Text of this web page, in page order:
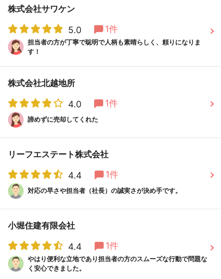
株式会社サワケン
5.0 1件
担当者の方が丁寧で聡明で人柄も素晴らしく、頼りになりま
す！
株式会社北越地所
4.0 1件
諦めずに売却してくれた
リーフエステート株式会社
4.4 1件
対応の早さや担当者（社長）の誠実さが決め手です。
小堀住建有限会社
4.4 1件
やはり便利な立地であり担当者の方のスムーズな行動で問題な
く安心できました。